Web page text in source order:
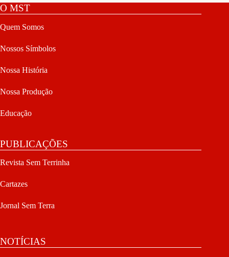
O MST
Quem Somos
Nossos Símbolos
Nossa História
Nossa Produção
Educação
PUBLICAÇÕES
Revista Sem Terrinha
Cartazes
Jornal Sem Terra
NOTÍCIAS